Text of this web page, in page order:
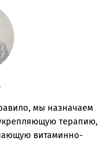
мы назначаем
терапию,
витаминно-